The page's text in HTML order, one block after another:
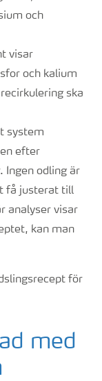
och
visar
och kalium
ska
system
efter
Ingen odling är
få justerat till
analyser visar
kan man
för
med